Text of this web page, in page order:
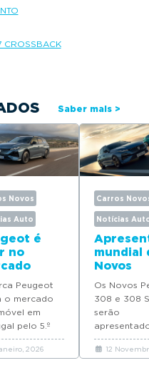
CROSSBACK
Saber mais >
Novos
Auto
é
no
com
no
10 de
em
Peugeot
o mercado
em
pelo 5.º
e
quatro
2026
Carros
Notícias
mundial
Novos
e 308
será em
Portugal
Os Novos
308 e 308
serão
mundo em
Portugal,
12